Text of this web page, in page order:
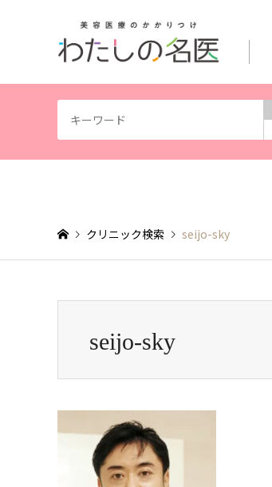
クリニック検索 seijo-sky
seijo-sky